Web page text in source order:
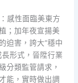
感性面臨美東方
；加年夜宣揚美
迫害，誇大“穩中
形式，晉陞行業
分類監管請求，
能，實時做出調